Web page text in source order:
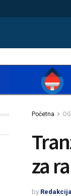
Početna
za
by Redakcija